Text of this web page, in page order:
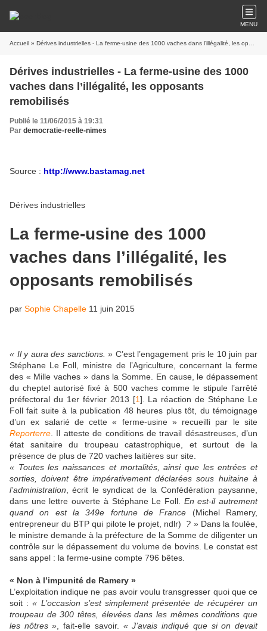
MENU
Accueil » Dérives industrielles - La ferme-usine des 1000 vaches dans l’illégalité, les opposants remobilisés
Dérives industrielles - La ferme-usine des 1000
vaches dans l’illégalité, les opposants
remobilisés
Publié le 11/06/2015 à 19:31
Par democratie-reelle-nimes
Source : http://www.bastamag.net
Dérives industrielles
La ferme-usine des 1000
vaches dans l’illégalité, les
opposants remobilisés
par Sophie Chapelle 11 juin 2015
« Il y aura des sanctions. » C’est l’engagement pris le 10 juin par
Stéphane Le Foll, ministre de l’Agriculture, concernant la ferme
des « Mille vaches » dans la Somme. En cause, le dépassement
du cheptel autorisé fixé à 500 vaches comme le stipule l’arrêté
préfectoral du 1er février 2013 [1] . La réaction de Stéphane Le
Foll fait suite à la publication 48 heures plus tôt, du témoignage
d’un ex salarié de cette « ferme-usine » recueilli par le site
Reporterre . Il atteste de conditions de travail désastreuses, d’un
état sanitaire du troupeau catastrophique, et surtout de la
présence de plus de 720 vaches laitières sur site.
« Toutes les naissances et mortalités, ainsi que les entrées et
sorties, doivent être impérativement déclarées sous huitaine à
l’administration , écrit le syndicat de la Confédération paysanne,
dans une lettre ouverte à Stéphane Le Foll. En est-il autrement
quand on est la 349e fortune de France (Michel Ramery,
entrepreneur du BTP qui pilote le projet, ndlr)
? »Dans la foulée,
le ministre demande à la préfecture de la Somme de diligenter un
contrôle sur le dépassement du volume de bovins. Le constat est
sans appel : la ferme-usine compte 796 bêtes.
« Non à l’impunité de Ramery »
L’exploitation indique ne pas avoir voulu transgresser quoi que ce
soit :« L’occasion s’est simplement présentée de récupérer un
troupeau de 300 têtes, élevées dans les mêmes conditions que
les nôtres » , fait-elle savoir. « J’avais indiqué que si on devait